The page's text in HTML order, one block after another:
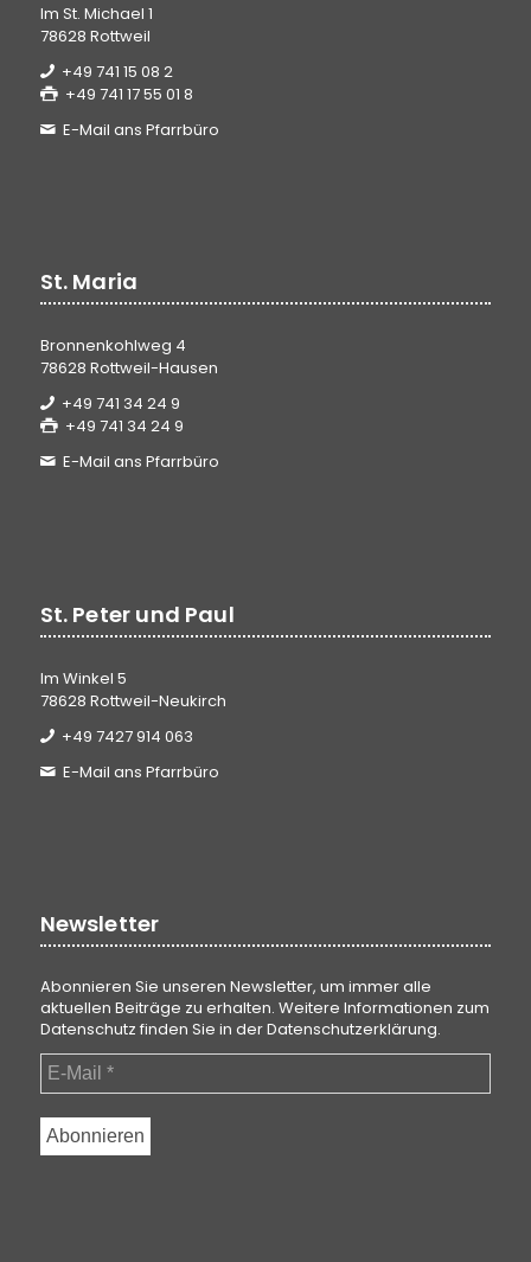
Im St. Michael 1
78628 Rottweil
+49 741 15 08 2
+49 741 17 55 01 8
E-Mail ans Pfarrbüro
St. Maria
Bronnenkohlweg 4
78628 Rottweil-Hausen
+49 741 34 24 9
+49 741 34 24 9
E-Mail ans Pfarrbüro
St. Peter und Paul
Im Winkel 5
78628 Rottweil-Neukirch
+49 7427 914 063
E-Mail ans Pfarrbüro
Newsletter
Abonnieren Sie unseren Newsletter, um immer alle
aktuellen Beiträge zu erhalten. Weitere Informationen zum
Datenschutz finden Sie in derDatenschutzerklärung.